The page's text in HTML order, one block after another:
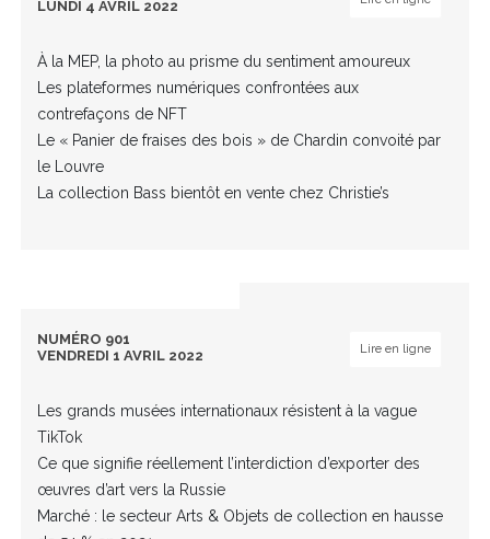
LUNDI 4 AVRIL 2022
À la MEP, la photo au prisme du sentiment amoureux
Les plateformes numériques confrontées aux
contrefaçons de NFT
Le « Panier de fraises des bois » de Chardin convoité par
le Louvre
La collection Bass bientôt en vente chez Christie’s
NUMÉRO 901
VENDREDI 1 AVRIL 2022
Lire en ligne
Les grands musées internationaux résistent à la vague
TikTok
Ce que signifie réellement l’interdiction d’exporter des
œuvres d’art vers la Russie
Marché : le secteur Arts & Objets de collection en hausse